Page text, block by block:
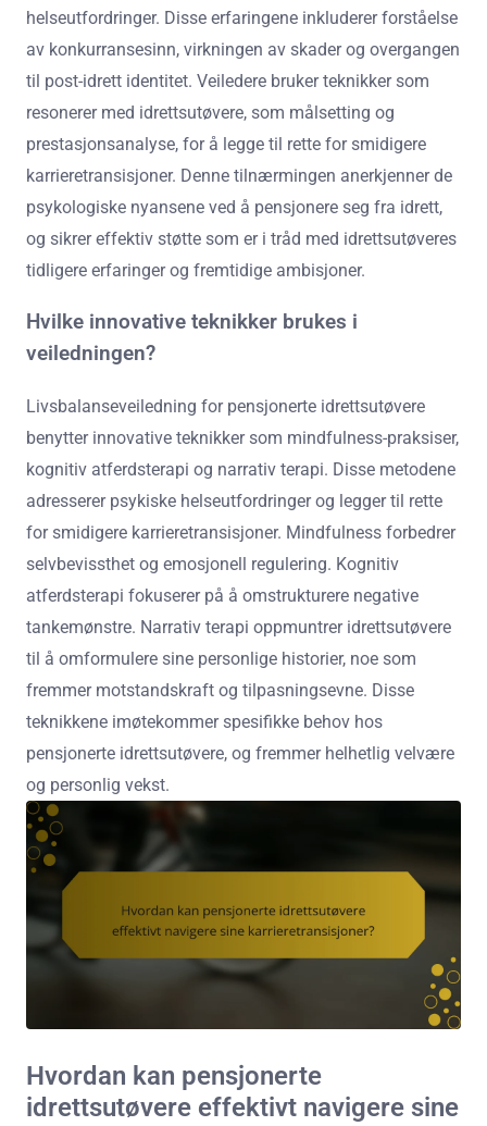
helseutfordringer. Disse erfaringene inkluderer forståelse
av konkurransesinn, virkningen av skader og overgangen
til post-idrett identitet. Veiledere bruker teknikker som
resonerer med idrettsutøvere, som målsetting og
prestasjonsanalyse, for å legge til rette for smidigere
karrieretransisjoner. Denne tilnærmingen anerkjenner de
psykologiske nyansene ved å pensjonere seg fra idrett,
og sikrer effektiv støtte som er i tråd med idrettsutøveres
tidligere erfaringer og fremtidige ambisjoner.
Hvilke innovative teknikker brukes i
veiledningen?
Livsbalanseveiledning for pensjonerte idrettsutøvere
benytter innovative teknikker som mindfulness-praksiser,
kognitiv atferdsterapi og narrativ terapi. Disse metodene
adresserer psykiske helseutfordringer og legger til rette
for smidigere karrieretransisjoner. Mindfulness forbedrer
selvbevissthet og emosjonell regulering. Kognitiv
atferdsterapi fokuserer på å omstrukturere negative
tankemønstre. Narrativ terapi oppmuntrer idrettsutøvere
til å omformulere sine personlige historier, noe som
fremmer motstandskraft og tilpasningsevne. Disse
teknikkene imøtekommer spesifikke behov hos
pensjonerte idrettsutøvere, og fremmer helhetlig velvære
og personlig vekst.
Hvordan kan pensjonerte
idrettsutøvere effektivt navigere sine